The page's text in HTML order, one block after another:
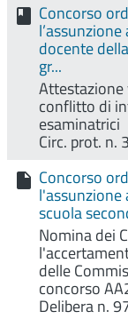
Concorso
docente
gr...
conflitto di
esaminatrici
Circ. prot.
Concorso
scuola
Nomina dei
delle
concorso
Delibera n.